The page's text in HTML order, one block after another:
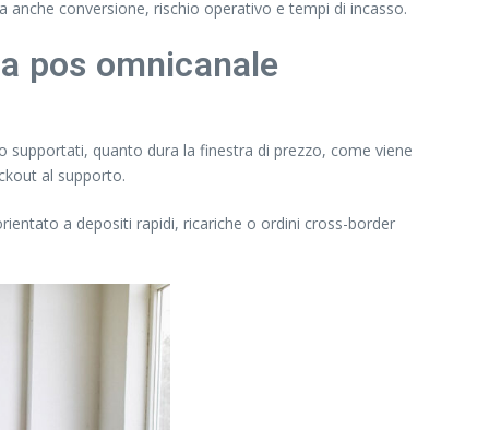
conversione, rischio operativo e tempi di incasso.
pos omnicanale
supportati, quanto dura la finestra di prezzo, come viene
al supporto.
a depositi rapidi, ricariche o ordini cross-border